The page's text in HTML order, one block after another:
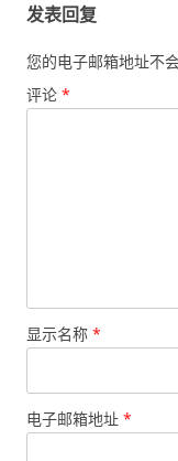
发表回复
您的电子邮箱地址不会
评论 *
显示名称 *
电子邮箱地址 *